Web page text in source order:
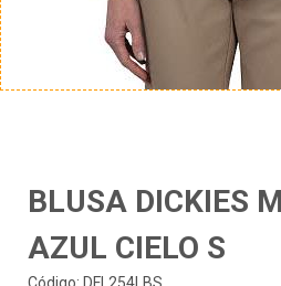
BLUSA DICKIES
AZUL CIELO S
Código: DFL254LBS